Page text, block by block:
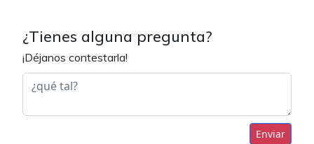
¿Tienes alguna pregunta?
¡Déjanos contestarla!
Enviar